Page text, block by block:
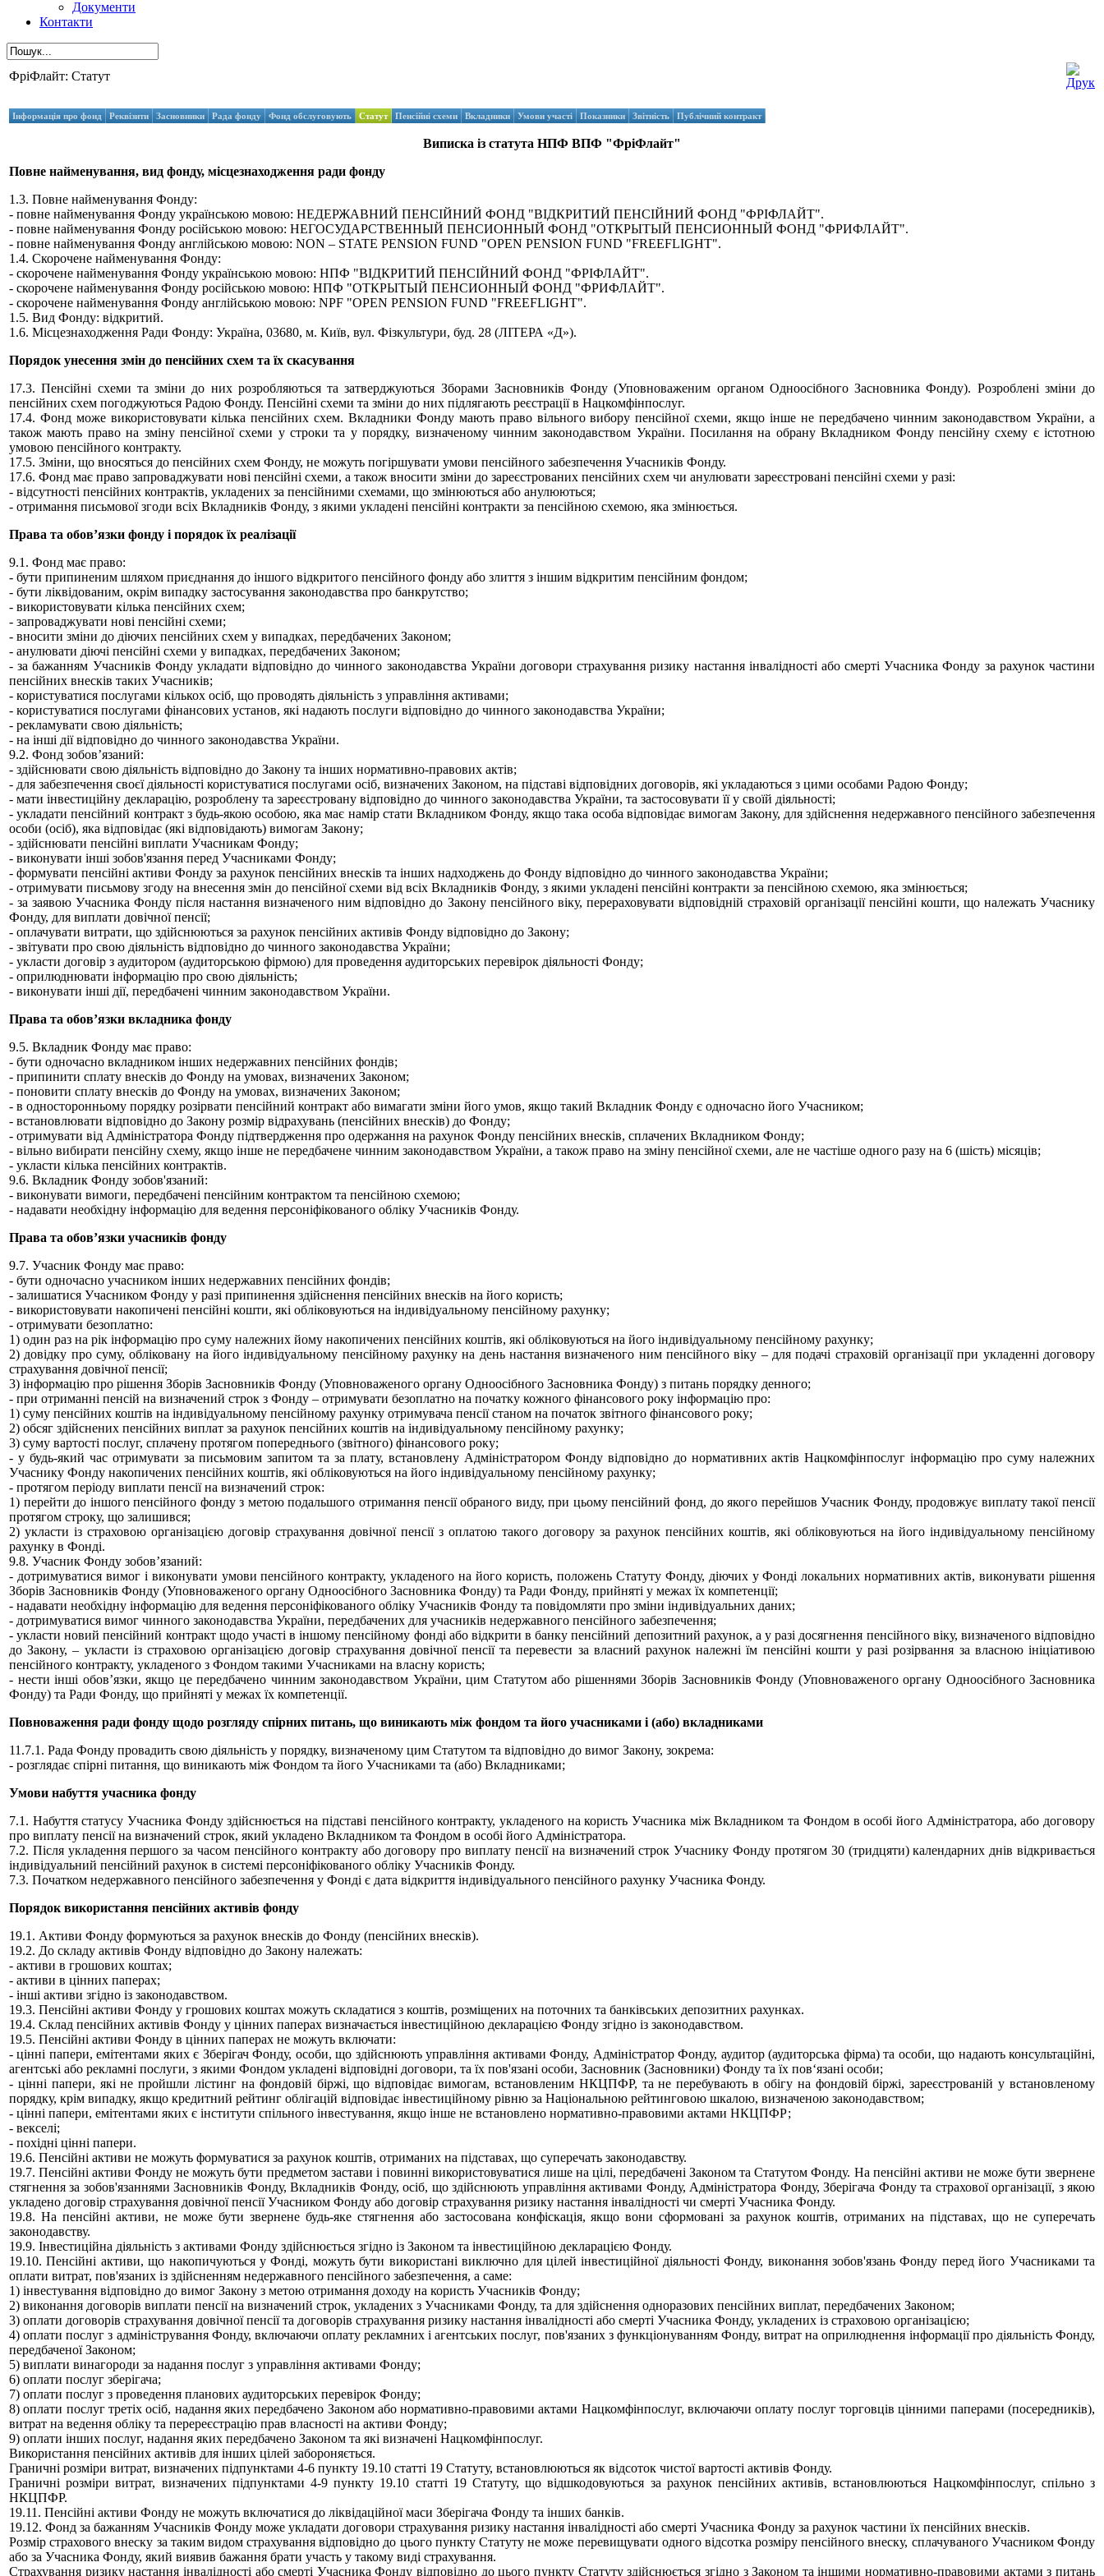
Документи
Контакти
ФріФлайт: Статут
Інформація про фонд Реквізити Засновники Рада фонду Фонд обслуговують Статут Пенсійні схеми Вкладники Умови участі Показники Звітність Публічний контракт
Виписка із статута НПФ ВПФ "ФріФлайт"
Повне найменування, вид фонду, місцезнаходження ради фонду
1.3. Повне найменування Фонду:
- повне найменування Фонду українською мовою: НЕДЕРЖАВНИЙ ПЕНСІЙНИЙ ФОНД "ВІДКРИТИЙ ПЕНСІЙНИЙ ФОНД "ФРІФЛАЙТ".
- повне найменування Фонду російською мовою: НЕГОСУДАРСТВЕННЫЙ ПЕНСИОННЫЙ ФОНД "ОТКРЫТЫЙ ПЕНСИОННЫЙ ФОНД "ФРИФЛАЙТ".
- повне найменування Фонду англійською мовою: NON – STATE PENSION FUND "OPEN PENSION FUND "FREEFLIGHT".
1.4. Скорочене найменування Фонду:
- скорочене найменування Фонду українською мовою: НПФ "ВІДКРИТИЙ ПЕНСІЙНИЙ ФОНД "ФРІФЛАЙТ".
- скорочене найменування Фонду російською мовою: НПФ "ОТКРЫТЫЙ ПЕНСИОННЫЙ ФОНД "ФРИФЛАЙТ".
- скорочене найменування Фонду англійською мовою: NPF "OPEN PENSION FUND "FREEFLIGHT".
1.5. Вид Фонду: відкритий.
1.6. Місцезнаходження Ради Фонду: Україна, 03680, м. Київ, вул. Фізкультури, буд. 28 (ЛІТЕРА «Д»).
Порядок унесення змін до пенсійних схем та їх скасування
17.3. Пенсійні схеми та зміни до них розробляються та затверджуються Зборами Засновників Фонду (Уповноваженим органом Одноосібного Засновника Фонду). Розроблені зміни до
пенсійних схем погоджуються Радою Фонду. Пенсійні схеми та зміни до них підлягають реєстрації в Нацкомфінпослуг.
17.4. Фонд може використовувати кілька пенсійних схем. Вкладники Фонду мають право вільного вибору пенсійної схеми, якщо інше не передбачено чинним законодавством України, а
також мають право на зміну пенсійної схеми у строки та у порядку, визначеному чинним законодавством України. Посилання на обрану Вкладником Фонду пенсійну схему є істотною
умовою пенсійного контракту.
17.5. Зміни, що вносяться до пенсійних схем Фонду, не можуть погіршувати умови пенсійного забезпечення Учасників Фонду.
17.6. Фонд має право запроваджувати нові пенсійні схеми, а також вносити зміни до зареєстрованих пенсійних схем чи анулювати зареєстровані пенсійні схеми у разі:
- відсутності пенсійних контрактів, укладених за пенсійними схемами, що змінюються або анулюються;
- отримання письмової згоди всіх Вкладників Фонду, з якими укладені пенсійні контракти за пенсійною схемою, яка змінюється.
Права та обов’язки фонду і порядок їх реалізації
9.1. Фонд має право:
- бути припиненим шляхом приєднання до іншого відкритого пенсійного фонду або злиття з іншим відкритим пенсійним фондом;
- бути ліквідованим, окрім випадку застосування законодавства про банкрутство;
- використовувати кілька пенсійних схем;
- запроваджувати нові пенсійні схеми;
- вносити зміни до діючих пенсійних схем у випадках, передбачених Законом;
- анулювати діючі пенсійні схеми у випадках, передбачених Законом;
- за бажанням Учасників Фонду укладати відповідно до чинного законодавства України договори страхування ризику настання інвалідності або смерті Учасника Фонду за рахунок частини
пенсійних внесків таких Учасників;
- користуватися послугами кількох осіб, що проводять діяльність з управління активами;
- користуватися послугами фінансових установ, які надають послуги відповідно до чинного законодавства України;
- рекламувати свою діяльність;
- на інші дії відповідно до чинного законодавства України.
9.2. Фонд зобов’язаний:
- здійснювати свою діяльність відповідно до Закону та інших нормативно-правових актів;
- для забезпечення своєї діяльності користуватися послугами осіб, визначених Законом, на підставі відповідних договорів, які укладаються з цими особами Радою Фонду;
- мати інвестиційну декларацію, розроблену та зареєстровану відповідно до чинного законодавства України, та застосовувати її у своїй діяльності;
- укладати пенсійний контракт з будь-якою особою, яка має намір стати Вкладником Фонду, якщо така особа відповідає вимогам Закону, для здійснення недержавного пенсійного забезпечення
особи (осіб), яка відповідає (які відповідають) вимогам Закону;
- здійснювати пенсійні виплати Учасникам Фонду;
- виконувати інші зобов'язання перед Учасниками Фонду;
- формувати пенсійні активи Фонду за рахунок пенсійних внесків та інших надходжень до Фонду відповідно до чинного законодавства України;
- отримувати письмову згоду на внесення змін до пенсійної схеми від всіх Вкладників Фонду, з якими укладені пенсійні контракти за пенсійною схемою, яка змінюється;
- за заявою Учасника Фонду після настання визначеного ним відповідно до Закону пенсійного віку, перераховувати відповідній страховій організації пенсійні кошти, що належать Учаснику
Фонду, для виплати довічної пенсії;
- оплачувати витрати, що здійснюються за рахунок пенсійних активів Фонду відповідно до Закону;
- звітувати про свою діяльність відповідно до чинного законодавства України;
- укласти договір з аудитором (аудиторською фірмою) для проведення аудиторських перевірок діяльності Фонду;
- оприлюднювати інформацію про свою діяльність;
- виконувати інші дії, передбачені чинним законодавством України.
Права та обов’язки вкладника фонду
9.5. Вкладник Фонду має право:
- бути одночасно вкладником інших недержавних пенсійних фондів;
- припинити сплату внесків до Фонду на умовах, визначених Законом;
- поновити сплату внесків до Фонду на умовах, визначених Законом;
- в односторонньому порядку розірвати пенсійний контракт або вимагати зміни його умов, якщо такий Вкладник Фонду є одночасно його Учасником;
- встановлювати відповідно до Закону розмір відрахувань (пенсійних внесків) до Фонду;
- отримувати від Адміністратора Фонду підтвердження про одержання на рахунок Фонду пенсійних внесків, сплачених Вкладником Фонду;
- вільно вибирати пенсійну схему, якщо інше не передбачене чинним законодавством України, а також право на зміну пенсійної схеми, але не частіше одного разу на 6 (шість) місяців;
- укласти кілька пенсійних контрактів.
9.6. Вкладник Фонду зобов'язаний:
- виконувати вимоги, передбачені пенсійним контрактом та пенсійною схемою;
- надавати необхідну інформацію для ведення персоніфікованого обліку Учасників Фонду.
Права та обов’язки учасників фонду
9.7. Учасник Фонду має право:
- бути одночасно учасником інших недержавних пенсійних фондів;
- залишатися Учасником Фонду у разі припинення здійснення пенсійних внесків на його користь;
- використовувати накопичені пенсійні кошти, які обліковуються на індивідуальному пенсійному рахунку;
- отримувати безоплатно:
1) один раз на рік інформацію про суму належних йому накопичених пенсійних коштів, які обліковуються на його індивідуальному пенсійному рахунку;
2) довідку про суму, обліковану на його індивідуальному пенсійному рахунку на день настання визначеного ним пенсійного віку – для подачі страховій організації при укладенні договору
страхування довічної пенсії;
3) інформацію про рішення Зборів Засновників Фонду (Уповноваженого органу Одноосібного Засновника Фонду) з питань порядку денного;
- при отриманні пенсій на визначений строк з Фонду – отримувати безоплатно на початку кожного фінансового року інформацію про:
1) суму пенсійних коштів на індивідуальному пенсійному рахунку отримувача пенсії станом на початок звітного фінансового року;
2) обсяг здійснених пенсійних виплат за рахунок пенсійних коштів на індивідуальному пенсійному рахунку;
3) суму вартості послуг, сплачену протягом попереднього (звітного) фінансового року;
- у будь-який час отримувати за письмовим запитом та за плату, встановлену Адміністратором Фонду відповідно до нормативних актів Нацкомфінпослуг інформацію про суму належних
Учаснику Фонду накопичених пенсійних коштів, які обліковуються на його індивідуальному пенсійному рахунку;
- протягом періоду виплати пенсії на визначений строк:
1) перейти до іншого пенсійного фонду з метою подальшого отримання пенсії обраного виду, при цьому пенсійний фонд, до якого перейшов Учасник Фонду, продовжує виплату такої пенсії
протягом строку, що залишився;
2) укласти із страховою організацією договір страхування довічної пенсії з оплатою такого договору за рахунок пенсійних коштів, які обліковуються на його індивідуальному пенсійному
рахунку в Фонді.
9.8. Учасник Фонду зобов’язаний:
- дотримуватися вимог i виконувати умови пенсійного контракту, укладеного на його користь, положень Статуту Фонду, діючих у Фонді локальних нормативних актів, виконувати рішення
Зборів Засновників Фонду (Уповноваженого органу Одноосібного Засновника Фонду) та Ради Фонду, прийняті у межах їх компетенції;
- надавати необхідну інформацію для ведення персоніфікованого обліку Учасників Фонду та повідомляти про зміни індивідуальних даних;
- дотримуватися вимог чинного законодавства України, передбачених для учасників недержавного пенсійного забезпечення;
- укласти новий пенсійний контракт щодо участі в іншому пенсійному фонді або відкрити в банку пенсійний депозитний рахунок, а у разі досягнення пенсійного віку, визначеного відповідно
до Закону, – укласти із страховою організацією договір страхування довічної пенсії та перевести за власний рахунок належні їм пенсійні кошти у разі розірвання за власною ініціативою
пенсійного контракту, укладеного з Фондом такими Учасниками на власну користь;
- нести інші обов’язки, якщо це передбачено чинним законодавством України, цим Статутом або рішеннями Зборів Засновників Фонду (Уповноваженого органу Одноосібного Засновника
Фонду) та Ради Фонду, що прийняті у межах їх компетенції.
Повноваження ради фонду щодо розгляду спірних питань, що виникають між фондом та його учасниками і (або) вкладниками
11.7.1. Рада Фонду провадить свою діяльність у порядку, визначеному цим Статутом та відповідно до вимог Закону, зокрема:
- розглядає спірні питання, що виникають між Фондом та його Учасниками та (або) Вкладниками;
Умови набуття учасника фонду
7.1. Набуття статусу Учасника Фонду здійснюється на підставі пенсійного контракту, укладеного на користь Учасника між Вкладником та Фондом в особі його Адміністратора, або договору
про виплату пенсії на визначений строк, який укладено Вкладником та Фондом в особі його Адміністратора.
7.2. Після укладення першого за часом пенсійного контракту або договору про виплату пенсії на визначений строк Учаснику Фонду протягом 30 (тридцяти) календарних днів відкривається
індивідуальний пенсійний рахунок в системі персоніфікованого обліку Учасників Фонду.
7.3. Початком недержавного пенсійного забезпечення у Фонді є дата відкриття індивідуального пенсійного рахунку Учасника Фонду.
Порядок використання пенсійних активів фонду
19.1. Активи Фонду формуються за рахунок внесків до Фонду (пенсійних внесків).
19.2. До складу активів Фонду відповідно до Закону належать:
- активи в грошових коштах;
- активи в цінних паперах;
- інші активи згідно із законодавством.
19.3. Пенсійні активи Фонду у грошових коштах можуть складатися з коштів, розміщених на поточних та банківських депозитних рахунках.
19.4. Склад пенсійних активів Фонду у цінних паперах визначається інвестиційною декларацією Фонду згідно із законодавством.
19.5. Пенсійні активи Фонду в цінних паперах не можуть включати:
- цінні папери, емітентами яких є Зберігач Фонду, особи, що здійснюють управління активами Фонду, Адміністратор Фонду, аудитор (аудиторська фірма) та особи, що надають консультаційні,
агентські або рекламні послуги, з якими Фондом укладені відповідні договори, та їх пов'язані особи, Засновник (Засновники) Фонду та їх пов‘язані особи;
- цінні папери, які не пройшли лістинг на фондовій біржі, що відповідає вимогам, встановленим НКЦПФР, та не перебувають в обігу на фондовій біржі, зареєстрованій у встановленому
порядку, крім випадку, якщо кредитний рейтинг облігацій відповідає інвестиційному рівню за Національною рейтинговою шкалою, визначеною законодавством;
- цінні папери, емітентами яких є інститути спільного інвестування, якщо інше не встановлено нормативно-правовими актами НКЦПФР;
- векселі;
- похідні цінні папери.
19.6. Пенсійні активи не можуть формуватися за рахунок коштів, отриманих на підставах, що суперечать законодавству.
19.7. Пенсійні активи Фонду не можуть бути предметом застави і повинні використовуватися лише на цілі, передбачені Законом та Статутом Фонду. На пенсійні активи не може бути звернене
стягнення за зобов'язаннями Засновників Фонду, Вкладників Фонду, осіб, що здійснюють управління активами Фонду, Адміністратора Фонду, Зберігача Фонду та страхової організації, з якою
укладено договір страхування довічної пенсії Учасником Фонду або договір страхування ризику настання інвалідності чи смерті Учасника Фонду.
19.8. На пенсійні активи, не може бути звернене будь-яке стягнення або застосована конфіскація, якщо вони сформовані за рахунок коштів, отриманих на підставах, що не суперечать
законодавству.
19.9. Інвестиційна діяльність з активами Фонду здійснюється згідно із Законом та інвестиційною декларацією Фонду.
19.10. Пенсійні активи, що накопичуються у Фонді, можуть бути використані виключно для цілей інвестиційної діяльності Фонду, виконання зобов'язань Фонду перед його Учасниками та
оплати витрат, пов'язаних із здійсненням недержавного пенсійного забезпечення, а саме:
1) інвестування відповідно до вимог Закону з метою отримання доходу на користь Учасників Фонду;
2) виконання договорів виплати пенсії на визначений строк, укладених з Учасниками Фонду, та для здійснення одноразових пенсійних виплат, передбачених Законом;
3) оплати договорів страхування довічної пенсії та договорів страхування ризику настання інвалідності або смерті Учасника Фонду, укладених із страховою організацією;
4) оплати послуг з адміністрування Фонду, включаючи оплату рекламних і агентських послуг, пов'язаних з функціонуванням Фонду, витрат на оприлюднення інформації про діяльність Фонду,
передбаченої Законом;
5) виплати винагороди за надання послуг з управління активами Фонду;
6) оплати послуг зберігача;
7) оплати послуг з проведення планових аудиторських перевірок Фонду;
8) оплати послуг третіх осіб, надання яких передбачено Законом або нормативно-правовими актами Нацкомфінпослуг, включаючи оплату послуг торговців цінними паперами (посередників),
витрат на ведення обліку та перереєстрацію прав власності на активи Фонду;
9) оплати інших послуг, надання яких передбачено Законом та які визначені Нацкомфінпослуг.
Використання пенсійних активів для інших цілей забороняється.
Граничні розміри витрат, визначених підпунктами 4-6 пункту 19.10 статті 19 Статуту, встановлюються як відсоток чистої вартості активів Фонду.
Граничні розміри витрат, визначених підпунктами 4-9 пункту 19.10 статті 19 Статуту, що відшкодовуються за рахунок пенсійних активів, встановлюються Нацкомфінпослуг, спільно з
НКЦПФР.
19.11. Пенсійні активи Фонду не можуть включатися до ліквідаційної маси Зберігача Фонду та інших банків.
19.12. Фонд за бажанням Учасників Фонду може укладати договори страхування ризику настання інвалідності або смерті Учасника Фонду за рахунок частини їх пенсійних внесків.
Розмір страхового внеску за таким видом страхування відповідно до цього пункту Статуту не може перевищувати одного відсотка розміру пенсійного внеску, сплачуваного Учасником Фонду
або за Учасника Фонду, який виявив бажання брати участь у такому виді страхування.
Страхування ризику настання інвалідності або смерті Учасника Фонду відповідно до цього пункту Статуту здійснюється згідно з Законом та іншими нормативно-правовими актами з питань